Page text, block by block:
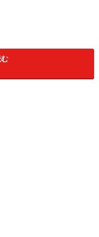
れる諸費用や一定の金